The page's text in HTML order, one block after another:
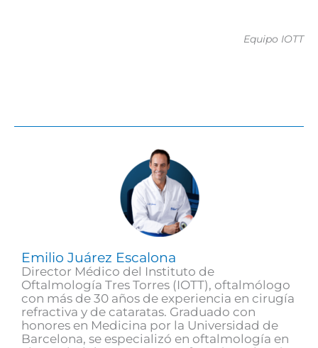
Equipo IOTT
Emilio Juárez Escalona
Director Médico del Instituto de
Oftalmología Tres Torres (IOTT), oftalmólogo
con más de 30 años de experiencia en cirugía
refractiva y de cataratas. Graduado con
honores en Medicina por la Universidad de
Barcelona, se especializó en oftalmología en